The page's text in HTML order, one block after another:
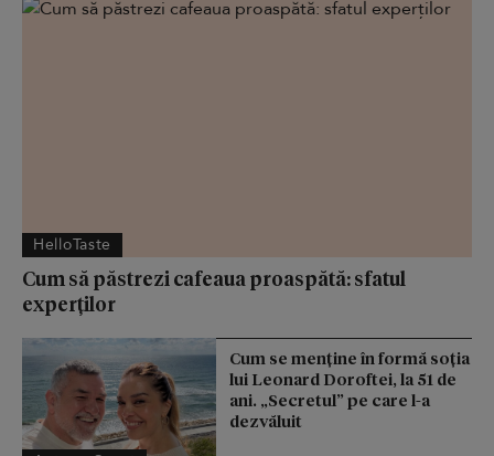
HelloTaste
Cum să păstrezi cafeaua proaspătă: sfatul
experților
Cum se menţine în formă soţia
lui Leonard Doroftei, la 51 de
ani. „Secretul” pe care l-a
dezvăluit